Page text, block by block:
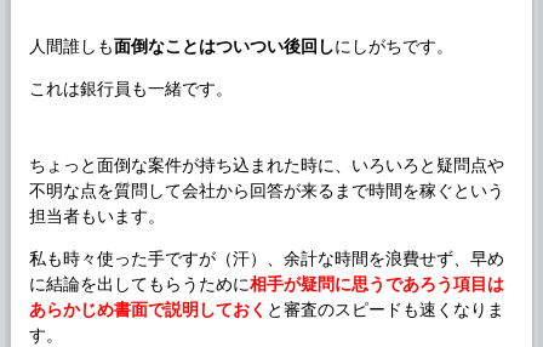
人間誰しも面倒なことはついつい後回しにしがちです。
これは銀行員も一緒です。
ちょっと面倒な案件が持ち込まれた時に、いろいろと疑問点や
不明な点を質問して会社から回答が来るまで時間を稼ぐという
担当者もいます。
私も時々使った手ですが（汗）、余計な時間を浪費せず、早め
に結論を出してもらうために相手が疑問に思うであろう項目は
あらかじめ書面で説明しておく と審査のスピードも速くなりま
す。